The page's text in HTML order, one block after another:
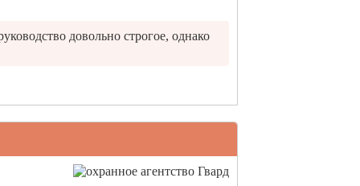
довольно строгое, однако